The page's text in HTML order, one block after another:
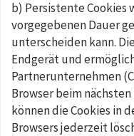
b) Persistente Cookies
vorgegebenen Dauer
unterscheiden kann.
Endgerät und
Partnerunternehmen
Browser beim
können die Cookies in
Browsers jederzeit